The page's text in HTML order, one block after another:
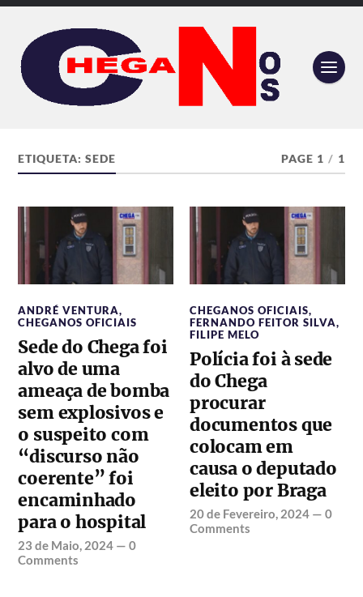
ETIQUETA:SEDE PAGE 1 / 1
ANDRÉ VENTURA,
CHEGANOS OFICIAIS
Sede do Chega foi
alvo de uma
ameaça de bomba
sem explosivos e
o suspeito com
“discurso não
coerente” foi
encaminhado
para o hospital
23 de Maio, 2024 —0
Comments
CHEGANOS OFICIAIS,
FERNANDO FEITOR SILVA,
FILIPE MELO
Polícia foi à sede
do Chega
procurar
documentos que
colocam em
causa o deputado
eleito por Braga
20 de Fevereiro, 2024 —0
Comments